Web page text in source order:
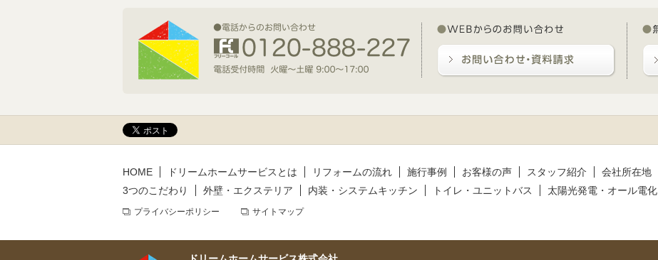
新規着工情報
2026年5月14日(木)
新規着工情報
HOME ドリームホームサービスとは リフォームの流れ 施行事例 お客様の声 スタッフ紹介 会社所在地
3つのこだわり
外壁・エクステリア 内装・システムキッチン トイレ・ユニットバス 太陽光発電・オール電化
プライバシーポリシー サイトマップ